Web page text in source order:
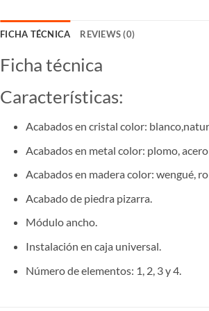
FICHA TÉCNICA REVIEWS (0)
Ficha técnica
Características:
Acabados en cristal color:
Acabados en metal color: plomo,
Acabados en madera color: wengué,
Acabado de piedra pizarra.
Módulo ancho.
Instalación en caja universal.
Número de elementos: 1, 2, 3 y 4.